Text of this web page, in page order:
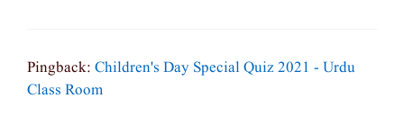
Pingback: Children's Day Special Quiz 2021 - Urdu
Class Room